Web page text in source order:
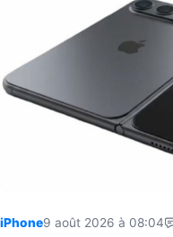
iPhone9 août 2026 à 08:04